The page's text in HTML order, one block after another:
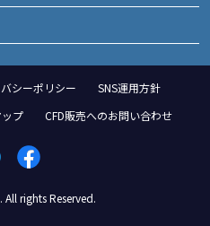
シーポリシー
SNS運用方針
プ CFD販売へのお問い合わせ
All rights Reserved.